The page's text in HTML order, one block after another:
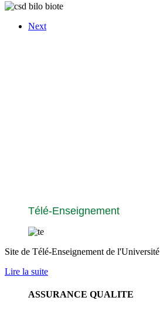
Next
Télé-Enseignement
Site de Télé-Enseignement de l'Université
Lire la suite
ASSURANCE QUALITE